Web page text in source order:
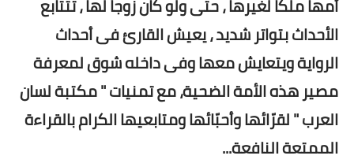
أمها ملكاً لغيرها ، حتى ولو كان زوجاً لها ، تتتابع
الأحداث بتواتر شديد ، يعيش القارئ فى أحداث
الرواية ويتعايش معها وفى داخله شوق لمعرفة
مصير هذه الأمة الضحية، مع تمنيات " مكتبة لسان
العرب " لقرّائها وأحبّائها ومتابعيها الكرام بالقراءة
الممتعة النافعة...